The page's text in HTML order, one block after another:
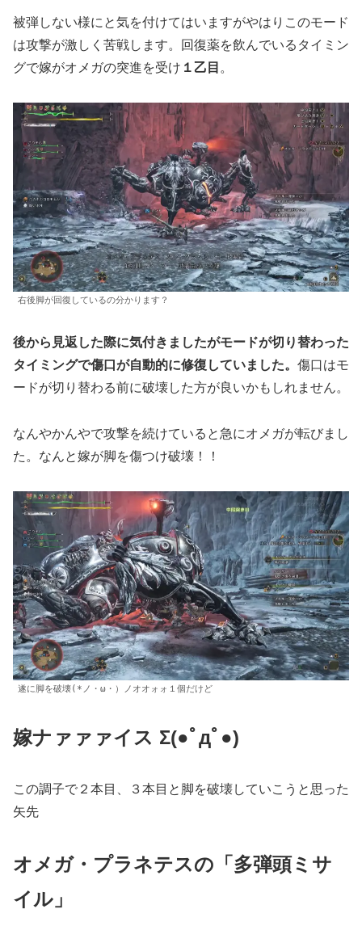
被弾しない様にと気を付けてはいますがやはりこのモード
は攻撃が激しく苦戦します。回復薬を飲んでいるタイミン
グで嫁がオメガの突進を受け １乙目 。
右後脚が回復しているの分かります？
後から見返した際に気付きましたがモードが切り替わった
タイミングで傷口が自動的に修復していました。 傷口はモ
ードが切り替わる前に破壊した方が良いかもしれません。
なんやかんやで攻撃を続けていると急にオメガが転びまし
た。なんと嫁が脚を傷つけ破壊！！
遂に脚を破壊(*ノ・ω・）ノオオォォ １個だけど
嫁ナァァァイス Σ(●ﾟдﾟ●)
この調子で２本目、３本目と脚を破壊していこうと思った
矢先
オメガ・プラネテスの「多弾頭ミサ
イル」